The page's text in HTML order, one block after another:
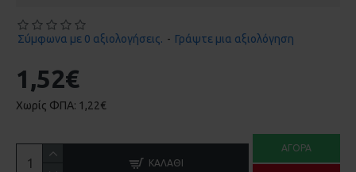
Σύμφωνα με 0 αξιολογήσεις. - Γράψτε μια αξιολόγηση
1,52€
Χωρίς ΦΠΑ: 1,22€
ΚΑΛΆΘΙ
ΑΓΟΡΆ